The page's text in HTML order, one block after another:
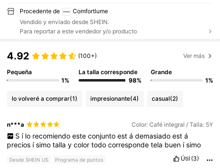
Procedente de
Comfortlume
Vendido y enviado desde SHEIN.
Para reportar a este vendedor y/o producto
4.92 (100+) Ver más
Pequeña
1%
La talla corresponde
98%
Grande
1%
lo volveré a comprar(1) impresionante(4) casual(2)
n***a Color: Café integral / Talla: 5Y
S í lo recomiendo este conjunto est á demasiado est á
precios ísimotallaycolortodocorrespondetela buen ísimo
Desde SHEIN US Programa de puntos Útil (3)